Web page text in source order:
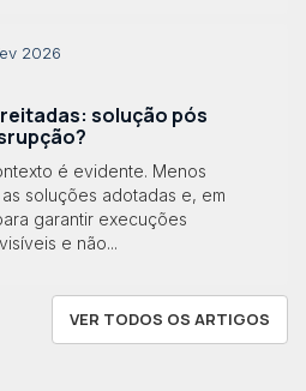
2026
solução pós
é evidente. Menos
soluções adotadas e, em
garantir execuções
e não...
VER TODOS OS ARTIGOS